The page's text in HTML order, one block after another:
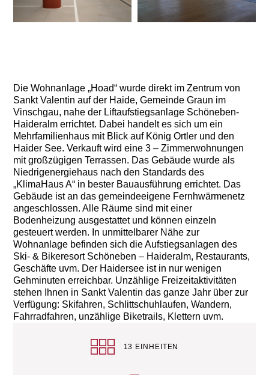
+7
Die Wohnanlage „Hoad“ wurde direkt im Zentrum von
Sankt Valentin auf der Haide, Gemeinde Graun im
Vinschgau, nahe der Liftaufstiegsanlage Schöneben-
Haideralm errichtet. Dabei handelt es sich um ein
Mehrfamilienhaus mit Blick auf König Ortler und den
Haider See. Verkauft wird eine 3 – Zimmerwohnungen
mit großzügigen Terrassen. Das Gebäude wurde als
Niedrigenergiehaus nach den Standards des
„KlimaHaus A“ in bester Bauausführung errichtet. Das
Gebäude ist an das gemeindeeigene Fernhwärmenetz
angeschlossen. Alle Räume sind mit einer
Bodenheizung ausgestattet und können einzeln
gesteuert werden. In unmittelbarer Nähe zur
Wohnanlage befinden sich die Aufstiegsanlagen des
Ski- & Bikeresort Schöneben – Haideralm, Restaurants,
Geschäfte uvm. Der Haidersee ist in nur wenigen
Gehminuten erreichbar. Unzählige Freizeitaktivitäten
stehen Ihnen in Sankt Valentin das ganze Jahr über zur
Verfügung: Skifahren, Schlittschuhlaufen, Wandern,
Fahrradfahren, unzählige Biketrails, Klettern uvm.
13 EINHEITEN